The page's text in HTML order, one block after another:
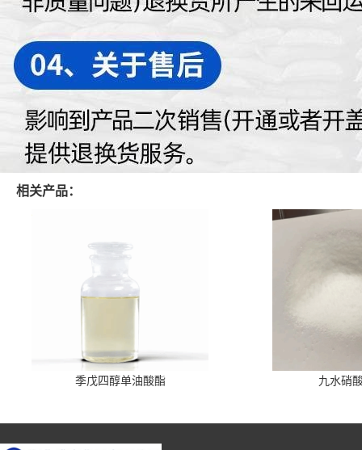
相关产品：
季戊四醇单油酸酯 九水硝